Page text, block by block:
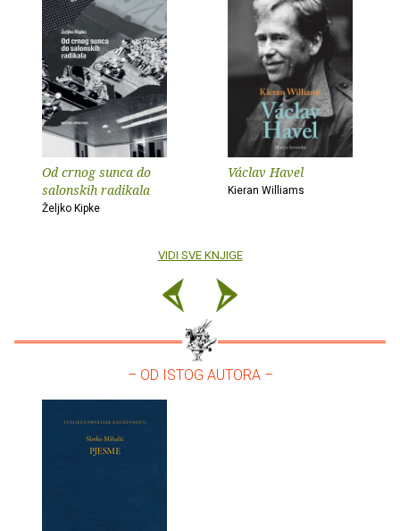
Od crnog sunca do
salonskih radikala
Željko Kipke
Václav Havel
Kieran Williams
VIDI SVE KNJIGE
– OD ISTOG AUTORA –